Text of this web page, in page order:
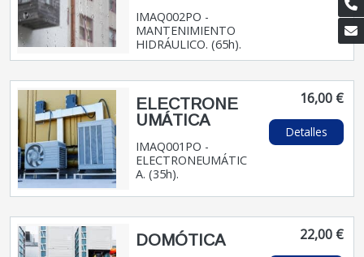
IMAQ002PO -
MANTENIMIENTO
HIDRÁULICO. (65h).
ELECTRONE
UMÁTICA
IMAQ001PO -
ELECTRONEUMÁTIC
A. (35h).
16,00 €
Detalles
DOMÓTICA 22,00 €